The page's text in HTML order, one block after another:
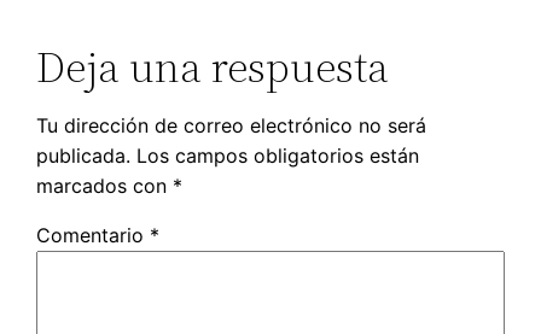
Deja una respuesta
Tu dirección de correo electrónico no será
publicada. Los campos obligatorios están
marcados con *
Comentario *